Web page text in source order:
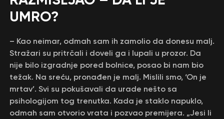
UMRO?
– Kao neimar, odmah sam ih zamolio da donesu malj.
Stražari su pritrčali i doveli ga i lupali u prozor. Da
nije bilo izgradnje pored bolnice, posao bi nam bio
težak. Na sreću, pronađen je malj. Mislili smo, ‘On je
mrtav’. Svi su pokušavali da urade nešto sa
psihologijom tog trenutka. Kada je staklo napuklo,
odmah sam otvorio vrata i pozvao premijera. „Jesi li